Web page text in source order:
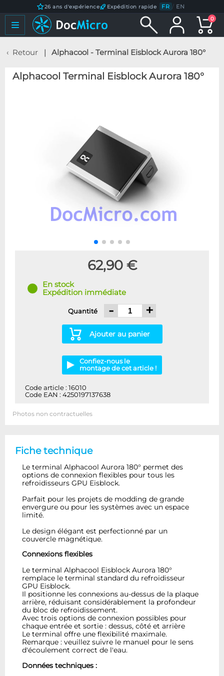
26 ans d'expérience Expédition rapide FR / EN
0
Retour Alphacool - Terminal Eisblock Aurora 180°
Alphacool Terminal Eisblock Aurora 180°
62,90 €
En stock
Expédition immédiate
Quantité - +
Ajouter au panier
Confiez-nous le
montage de cet article !
Code article : 16010
Code EAN : 4250197137638
Photos non contractuelles
Fiche technique
Le terminal Alphacool Aurora 180° permet des
options de connexion flexibles pour tous les
refroidisseurs GPU Eisblock.
Parfait pour les projets de modding de grande
envergure ou pour les systèmes avec un espace
limité.
Le design élégant est perfectionné par un
couvercle magnétique.
Connexions flexibles
Le terminal Alphacool Eisblock Aurora 180°
remplace le terminal standard du refroidisseur
GPU Eisblock.
Il positionne les connexions au-dessus de la plaque
arrière, réduisant considérablement la profondeur
du bloc de refroidissement.
Avec trois options de connexion possibles pour
chaque entrée et sortie : dessus, côté et arrière
Le terminal offre une flexibilité maximale.
Remarque : veuillez suivre le manuel pour le sens
d'écoulement correct de l'eau.
Données techniques :